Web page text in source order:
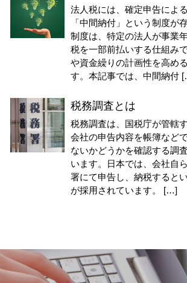
法人税には、確定申告によ
「中間納付」という制度が
制度は、特定の法人が事業
税を一部前払いする仕組み
や資金繰りの計画性を高め
す。本記事では、中間納付
税務調査とは
税務調査は、国税庁が管轄
会社の申告内容を帳簿など
ないかどうかを確認する調
います。日本では、会社自
署にて申告し、納税すると
が採用されています。 […]